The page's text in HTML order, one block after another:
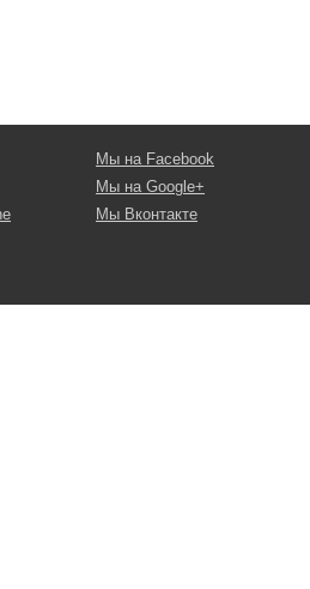
Мы на Facebook
Мы на Google+
Мы Вконтакте